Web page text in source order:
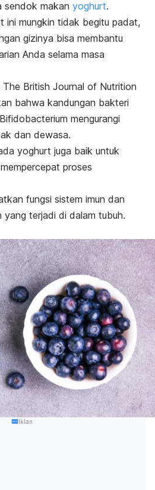
sendok makan yoghurt.
ini mungkin tidak begitu padat,
gizinya bisa membantu
Anda selama masa
The British Journal of Nutrition
bahwa kandungan bakteri
Bifidobacterium mengurangi
dan dewasa.
yoghurt juga baik untuk
proses
fungsi sistem imun dan
yang terjadi di dalam tubuh.
Iklan